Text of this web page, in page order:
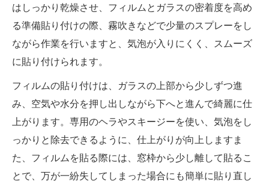
はしっかり乾燥させ、フィルムとガラスの密着度を高め
る準備貼り付けの際、霧吹きなどで少量のスプレーをし
ながら作業を行いますと、気泡が入りにくく、スムーズ
に貼り付けられます。
フィルムの貼り付けは、ガラスの上部から少しずつ進
み、空気や水分を押し出しながら下へと進んで綺麗に仕
上がります。専用のヘラやスキージーを使い、気泡をし
っかりと除去できるように、仕上がりが向上しますま
た、フィルムを貼る際には、窓枠から少し離して貼るこ
とで、万が一紛失してしまった場合にも簡単に貼り直し